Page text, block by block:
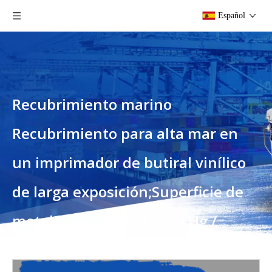
Español
Recubrimiento marino
Recubrimiento para alta mar en
un imprimador de butiral vinílico
de larga exposición;Superficie de
metal ligero;Cumple con Hg /